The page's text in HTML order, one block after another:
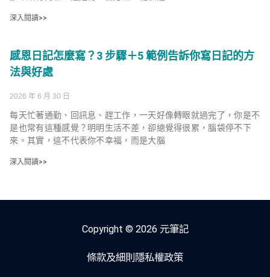
深入閱讀>>
感恩日記怎麼寫？3 步驟＋5 範例告訴你寫日記的方
法與好處
2026 年 6 月 30 日
每天忙著通勤、回訊息、趕工作，一天好像轉眼就過完了，你是不
是也常有這種感覺？明明生活不差，卻總覺得很累，腦袋停不下
來。其實，這不代表你不幸福，而是大腦
深入閱讀>>
Copyright © 2026 元筆記
條款及細則 隱私權政策